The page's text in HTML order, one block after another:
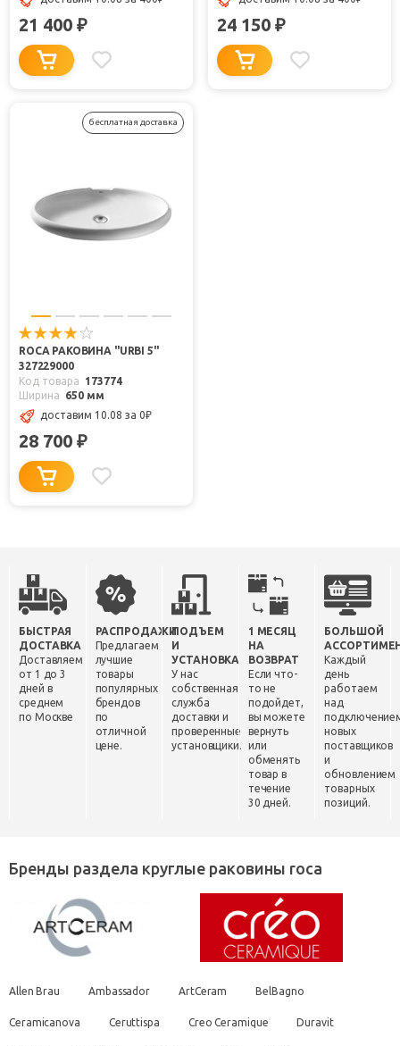
21 400 ₽ 24 150 ₽
бесплатная доставка
ROCA РАКОВИНА "URBI 5"
327229000
Код товара
173774
Ширина
650 мм
доставим 10.08 за 0₽
28 700 ₽
БЫСТРАЯ
ДОСТАВКА
Доставляем
от 1 до 3
дней в
среднем
по Москве
РАСПРОДАЖИ
Предлагаем
лучшие
товары
популярных
брендов
по
отличной
цене.
ПОДЪЕМ
И
УСТАНОВКА
У нас
собственная
служба
доставки и
проверенные
установщики.
1 МЕСЯЦ
НА
ВОЗВРАТ
Если что-
то не
подойдет,
вы можете
вернуть
или
обменять
товар в
течение
30 дней.
БОЛЬШОЙ
Каждый
день
работаем
над
новых
поставщиков
и
обновлением
товарных
позиций.
Бренды раздела круглые раковины roca
Allen Brau Ambassador ArtCeram BelBagno
Ceramicanova Ceruttispa Creo Ceramique Duravit